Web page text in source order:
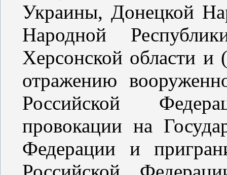
Украины, Донецкой
Народной
Херсонской области
отражению
Российской
провокации на
Федерации и